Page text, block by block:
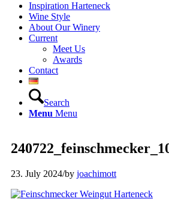
Inspiration Harteneck
Wine Style
About Our Winery
Current
Meet Us
Awards
Contact
Search
Menu Menu
23. July 2024/by joachimott